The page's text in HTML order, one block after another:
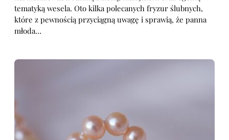
tematyką wesela. Oto kilka polecanych fryzur ślubnych,
które z pewnością przyciągną uwagę i sprawią, że panna
młoda…